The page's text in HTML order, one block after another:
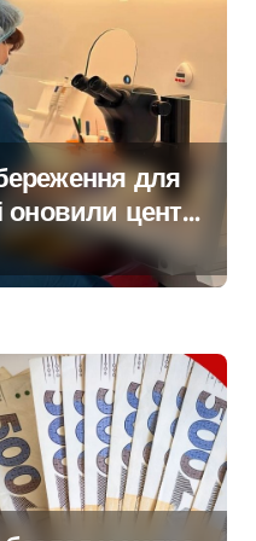
для
оновили центр